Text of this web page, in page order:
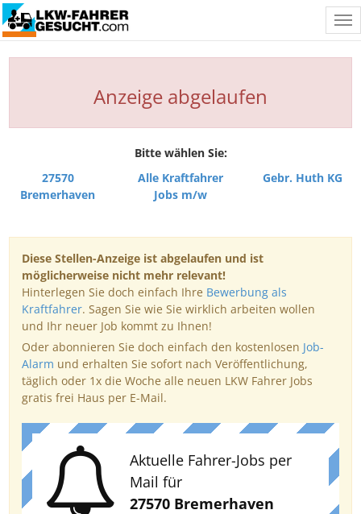
Anzeige abgelaufen
Bitte wählen Sie:
27570
Bremerhaven
Alle Kraftfahrer
Jobs m/w
Gebr. Huth KG
Diese Stellen-Anzeige ist abgelaufen und ist
möglicherweise nicht mehr relevant!
Hinterlegen Sie doch einfach Ihre Bewerbung als
Kraftfahrer. Sagen Sie wie Sie wirklich arbeiten wollen
und Ihr neuer Job kommt zu Ihnen!
Oder abonnieren Sie doch einfach den kostenlosen Job-
Alarm und erhalten Sie sofort nach Veröffentlichung,
täglich oder 1x die Woche alle neuen LKW Fahrer Jobs
gratis frei Haus per E-Mail.
Aktuelle Fahrer-Jobs per
Mail für
27570 Bremerhaven